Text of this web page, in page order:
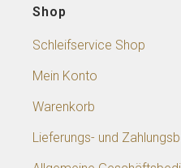
Shop
Schleifservice Shop
Mein Konto
Warenkorb
Lieferungs- und